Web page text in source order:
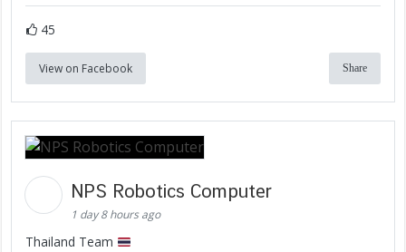
45
View on Facebook Share
NPS Robotics Computer
1 day 8 hours ago
Thailand Team